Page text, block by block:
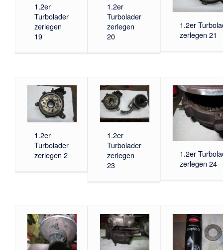
1.2er
Turbolader
zerlegen
19
1.2er
Turbolader
zerlegen
20
1.2er
zerlegen 21
1.2er
Turbolader
zerlegen 2
1.2er
Turbolader
zerlegen
23
1.2er
zerlegen 24